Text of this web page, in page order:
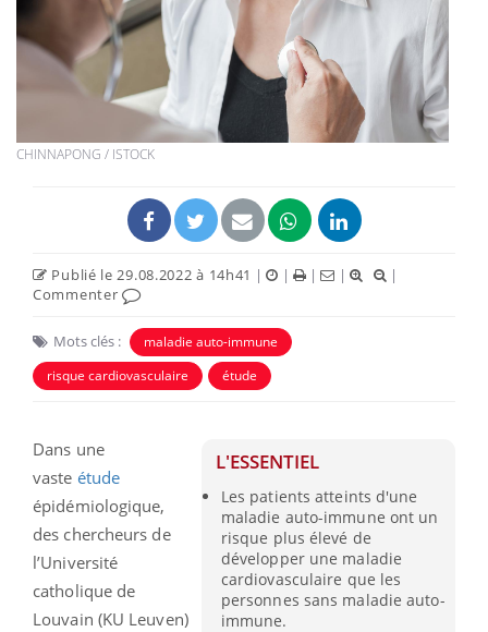
CHINNAPONG / ISTOCK
Publié le 29.08.2022 à 14h41 | | | |
|
Commenter
Mots clés :
maladie auto-immune
risque cardiovasculaire
étude
L'ESSENTIEL
Les patients atteints d'une
maladie auto-immune ont un
risque plus élevé de
développer une maladie
cardiovasculaire que les
personnes sans maladie auto-
immune.
Dans une
vaste étude
épidémiologique,
des chercheurs de
l’Université
catholique de
Louvain (KU Leuven)